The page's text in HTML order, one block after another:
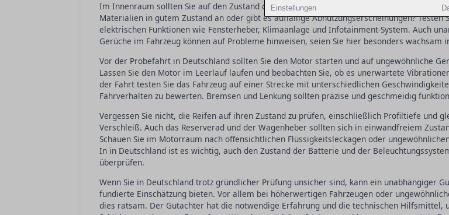
Einstellungen
Im Innenraum sollten Sie auf den Zustand der Sitze und des Armaturenbretts achten.
Materialien in gutem Zustand an oder gibt es auffällige Abnutzungserscheinungen? Testen
elektrischen Funktionen wie Fensterheber, Klimaanlage und Infotainment-System. Auch
Gerüche im Fahrzeug können auf Probleme hinweisen, seien Sie hier besonders wachsam
Vor der Probefahrt in Deutschland sollten Sie den Motor starten und auf ungewöhnliche
Lassen Sie den Motor im Leerlauf laufen und beobachten Sie, ob es unerwartete
der Fahrt testen Sie das Fahrzeug auf einer Strecke mit unterschiedlichen
Fahrverhalten zu bewerten. Bremsen und Lenkung sollten präzise und geschmeidig
Vergessen Sie nicht, die Reifen auf ihren Zustand zu prüfen, einschließlich Profiltiefe und
Verschleiß. Auch das Reserverad und der Wagenheber sollten sich in einwandfreiem
Schauen Sie im Motorraum nach offensichtlichen Flüssigkeitsleckagen oder
In in Deutschland ist es wichtig, auch den Zustand der Batterie und der
überprüfen.
Wenn Sie in Deutschland trotz gründlicher Prüfung unsicher sind, kann ein unabhängiger
fundierte Einschätzung bieten. Vor allem bei höherwertigen Fahrzeugen oder
dies ratsam. Der Gutachter hat die notwendige Erfahrung und die technischen Hilfsmittel,